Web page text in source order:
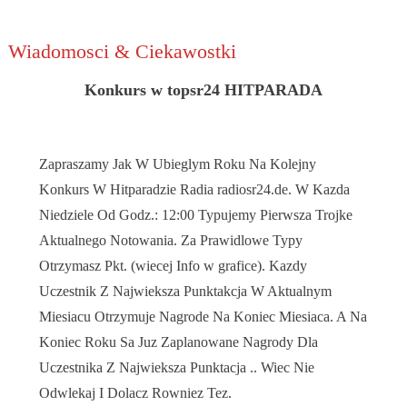
Wiadomosci & Ciekawostki
Konkurs w topsr24 HITPARADA
Zapraszamy Jak W Ubieglym Roku Na Kolejny
Konkurs W Hitparadzie Radia radiosr24.de. W Kazda
Niedziele Od Godz.: 12:00 Typujemy Pierwsza Trojke
Aktualnego Notowania. Za Prawidlowe Typy
Otrzymasz Pkt. (wiecej Info w grafice). Kazdy
Uczestnik Z Najwieksza Punktakcja W Aktualnym
Miesiacu Otrzymuje Nagrode Na Koniec Miesiaca. A Na
Koniec Roku Sa Juz Zaplanowane Nagrody Dla
Uczestnika Z Najwieksza Punktacja .. Wiec Nie
Odwlekaj I Dolacz Rowniez Tez.